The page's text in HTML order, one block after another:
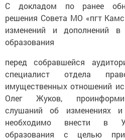
С докладом по ранее
решения Совета МО «пгт
изменений и дополнений в
образования
перед собравшейся
специалист отдела
имущественных отношений
Олег Жуков,
слушаний об изменениях и
необходимо внести в
образования с целью